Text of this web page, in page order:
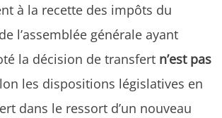
à la recette des impôts du
l’assemblée générale ayant
la décision de transfert n’est pas
les dispositions législatives en
dans le ressort d’un nouveau